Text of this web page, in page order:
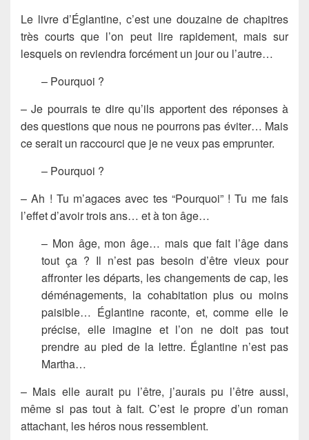
Le livre d’Églantine, c’est une douzaine de chapitres
très courts que l’on peut lire rapidement, mais sur
lesquels on reviendra forcément un jour ou l’autre…
– Pourquoi ?
– Je pourrais te dire qu’ils apportent des réponses à
des questions que nous ne pourrons pas éviter… Mais
ce serait un raccourci que je ne veux pas emprunter.
– Pourquoi ?
– Ah ! Tu m’agaces avec tes “Pourquoi” ! Tu me fais
l’effet d’avoir trois ans… et à ton âge…
– Mon âge, mon âge… mais que fait l’âge dans
tout ça ? Il n’est pas besoin d’être vieux pour
affronter les départs, les changements de cap, les
déménagements, la cohabitation plus ou moins
paisible… Églantine raconte, et, comme elle le
précise, elle imagine et l’on ne doit pas tout
prendre au pied de la lettre. Églantine n’est pas
Martha…
– Mais elle aurait pu l’être, j’aurais pu l’être aussi,
même si pas tout à fait. C’est le propre d’un roman
attachant, les héros nous ressemblent.